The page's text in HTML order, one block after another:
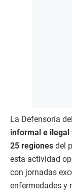
La Defensoría
informal e ilegal
25 regiones del
esta actividad
con jornadas
enfermedades y